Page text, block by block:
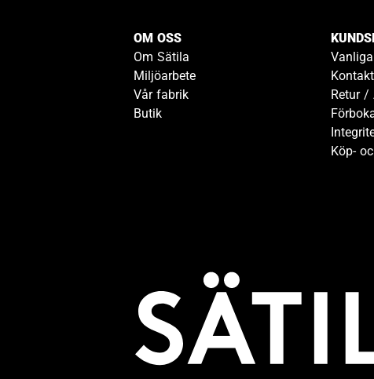
OM OSS
Om Sätila
Miljöarbete
Vår fabrik
Butik
Kontakt
Retur /
Köp-